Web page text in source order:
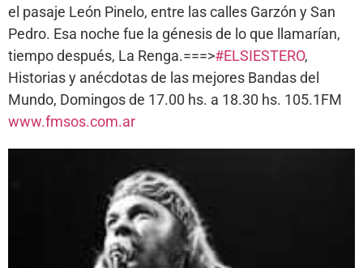
el pasaje León Pinelo, entre las calles Garzón y San
Pedro. Esa noche fue la génesis de lo que llamarían,
tiempo después, La Renga.===>#ELSIESTERO,
Historias y anécdotas de las mejores Bandas del
Mundo, Domingos de 17.00 hs. a 18.30 hs. 105.1FM
www.fmsos.com.ar